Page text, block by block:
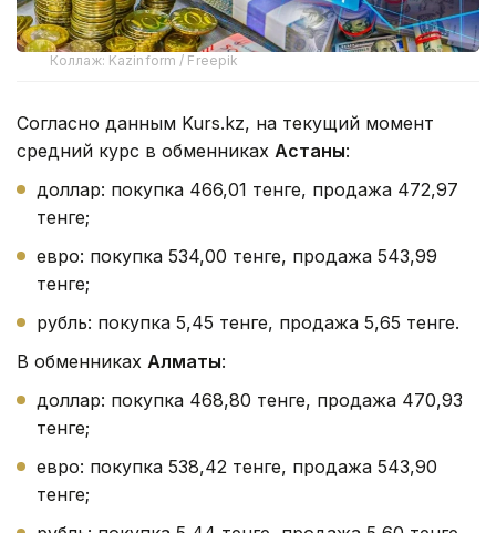
Коллаж: Kazinform / Freepik
Согласно данным Kurs.kz, на текущий момент
средний курс в обменниках Астаны:
доллар: покупка 466,01 тенге, продажа 472,97
тенге;
евро: покупка 534,00 тенге, продажа 543,99
тенге;
рубль: покупка 5,45 тенге, продажа 5,65 тенге.
В обменниках Алматы:
доллар: покупка 468,80 тенге, продажа 470,93
тенге;
евро: покупка 538,42 тенге, продажа 543,90
тенге;